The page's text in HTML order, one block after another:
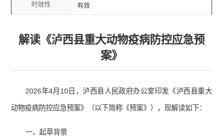
时效性 有效
解读《泸西县重大动物疫病防控应急预
案》
2026年4月10日，泸西县人民政府办公室印发《泸西县重大
动物疫病防控应急预案》（以下简称《预案》），现解读如下：
一、起草背景